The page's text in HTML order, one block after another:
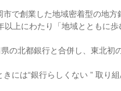
で創業した地域密着型の地方
以上にわたり「地域とともに
の北都銀行と合併し、東北初
には“銀行らしくない ” 取り